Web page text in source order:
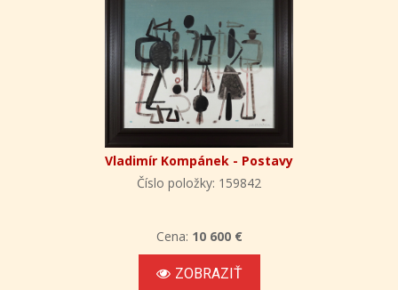
Vladimír Kompánek - Postavy
Číslo položky: 159842
Cena: 10 600 €
ZOBRAZIŤ